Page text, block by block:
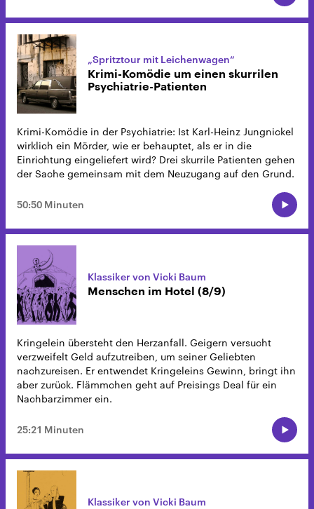
„Spritztour mit Leichenwagen“
Krimi-Komödie um einen skurrilen
Psychiatrie-Patienten
Krimi-Komödie in der Psychiatrie: Ist Karl-Heinz Jungnickel
wirklich ein Mörder, wie er behauptet, als er in die
Einrichtung eingeliefert wird? Drei skurrile Patienten gehen
der Sache gemeinsam mit dem Neuzugang auf den Grund.
50:50 Minuten
Klassiker von Vicki Baum
Menschen im Hotel (8/9)
Kringelein übersteht den Herzanfall. Geigern versucht
verzweifelt Geld aufzutreiben, um seiner Geliebten
nachzureisen. Er entwendet Kringeleins Gewinn, bringt ihn
aber zurück. Flämmchen geht auf Preisings Deal für ein
Nachbarzimmer ein.
25:21 Minuten
Klassiker von Vicki Baum